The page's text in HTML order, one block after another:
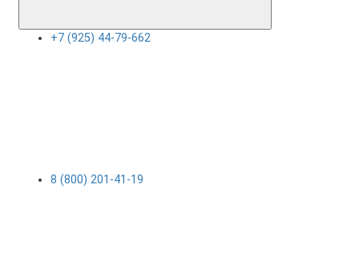
+7 (925) 44-79-662
8 (800) 201-41-19